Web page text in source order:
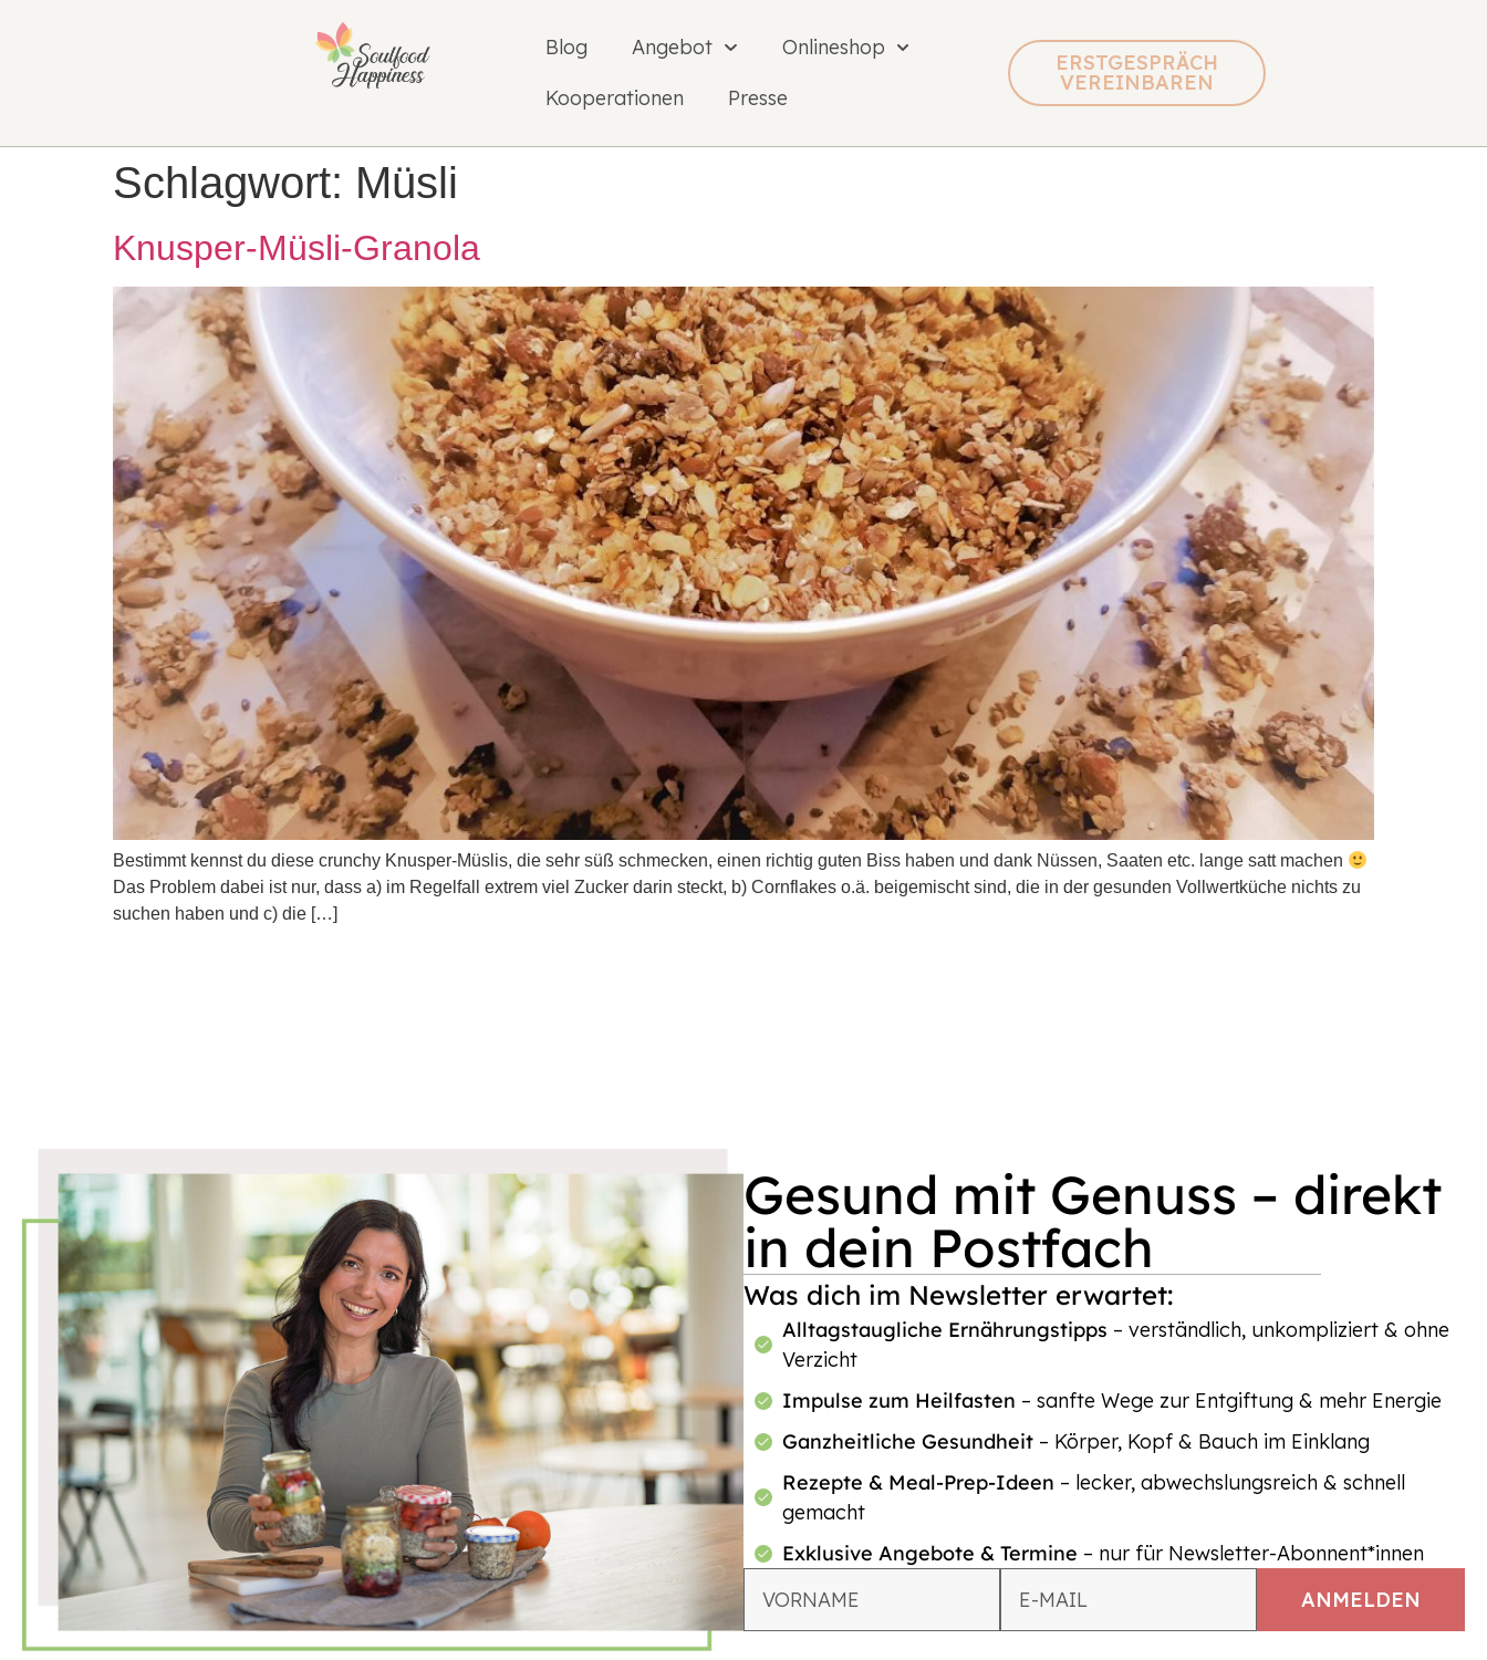
Blog Angebot
Onlineshop
Kooperationen
Presse
ERSTGESPRÄCH
VEREINBAREN
Schlagwort: Müsli
Knusper-Müsli-Granola
Bestimmt kennst du diese crunchy Knusper-Müslis, die sehr süß schmecken, einen richtig guten Biss haben und dank Nüssen, Saaten etc. lange satt machen
Das Problem dabei ist nur, dass a) im Regelfall extrem viel Zucker darin steckt, b) Cornflakes o.ä. beigemischt sind, die in der gesunden Vollwertküche nichts zu
suchen haben und c) die […]
Gesund mit Genuss – direkt
in dein Postfach
Was dich im Newsletter erwartet:
Alltagstaugliche Ernährungstipps – verständlich, unkompliziert & ohne
Verzicht
Impulse zum Heilfasten – sanfte Wege zur Entgiftung & mehr Energie
Ganzheitliche Gesundheit – Körper, Kopf & Bauch im Einklang
Rezepte & Meal-Prep-Ideen – lecker, abwechslungsreich & schnell
gemacht
Exklusive Angebote & Termine – nur für Newsletter-Abonnent*innen